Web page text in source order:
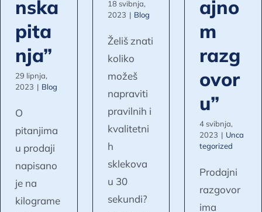
nska
pita
nja”
29 lipnja,
2023 | Blog
O
pitanjima
u prodaji
napisano
je na
kilograme
18 svibnja,
2023 | Blog
Želiš znati
koliko
možeš
napraviti
pravilnih i
kvalitetni
h
sklekova
u 30
sekundi?
ajno
m
razg
ovor
u”
4 svibnja,
2023 | Unca
tegorized
Prodajni
razgovor
ima